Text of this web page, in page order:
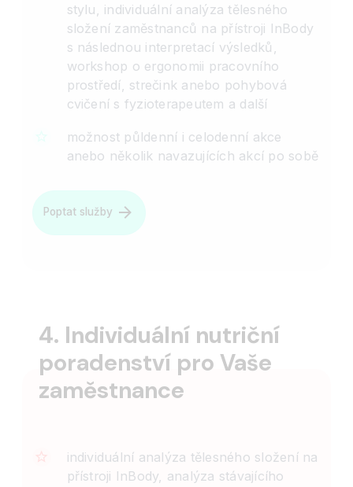
stylu, individuální analýza tělesného
složení zaměstnanců na přístroji InBody
s následnou interpretací výsledků,
workshop o ergonomii pracovního
prostředí, strečink anebo pohybová
cvičení s fyzioterapeutem a další
možnost půldenní i celodenní akce
anebo několik navazujících akcí po sobě
Poptat služby
4. Individuální nutriční
poradenství pro Vaše
zaměstnance
individuální analýza tělesného složení na
přístroji InBody, analýza stávajícího